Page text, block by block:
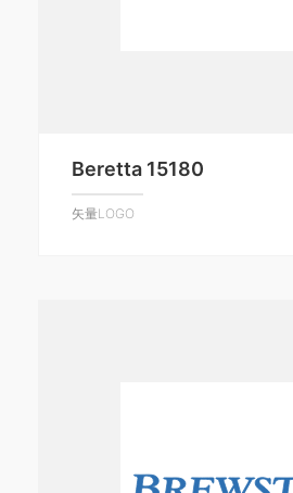
Beretta 15180
矢量LOGO